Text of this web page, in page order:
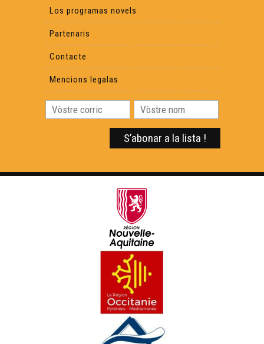
MARILIS ORIONAA - Que't balharèi la man - Musica (Live
Session)
ARAB'ÒC 2023 - 11'BOUGE - Qui siás - Musica
FRAIRES SAWA - Fraires Sawa (Concèrt live a Hestiv'Òc
2023) - Musica
COCANHA - Suu camin de Sent Jacques (Concèrt live a
Hestiv'Òc 2023) - Musica
LUTZ EN CAMIN - Bestiari (Concèrt live a Hestiv'Òc
2023) - Musica
DILUVIENNE - Nosta Dama de Varètja (Concèrt live a
Hestiv'Òc 2023) - Musica
NEOMAK - XXI. Mendekua (Concèrt live a Hestiv'Òc
Los programas novels
Partenaris
Contacte
Mencions legalas